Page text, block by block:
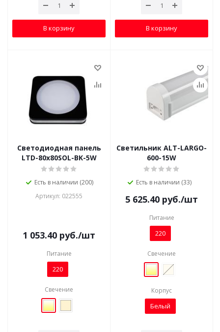
В корзину В корзину
Светодиодная панель
LTD-80x80SOL-BK-5W
Есть в наличии (200)
Артикул: 022555
1 053.40 руб./шт
Питание
220
Свечение
Светильник ALT-LARGO-
600-15W
Есть в наличии (33)
5 625.40 руб./шт
Питание
220
Свечение
Корпус
Белый